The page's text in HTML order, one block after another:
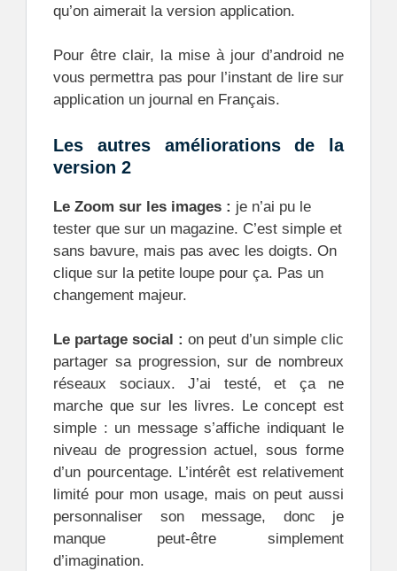
qu’on aimerait la version application.
Pour être clair, la mise à jour d’android ne
vous permettra pas pour l’instant de lire sur
application un journal en Français.
Les autres améliorations de la
version 2
Le Zoom sur les images : je n’ai pu le
tester que sur un magazine. C’est simple et
sans bavure, mais pas avec les doigts. On
clique sur la petite loupe pour ça. Pas un
changement majeur.
Le partage social : on peut d’un simple clic
partager sa progression, sur de nombreux
réseaux sociaux. J’ai testé, et ça ne
marche que sur les livres. Le concept est
simple : un message s’affiche indiquant le
niveau de progression actuel, sous forme
d’un pourcentage. L’intérêt est relativement
limité pour mon usage, mais on peut aussi
personnaliser son message, donc je
manque peut-être simplement
d’imagination.